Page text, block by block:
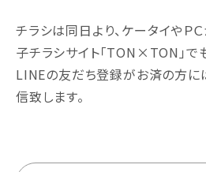
チラシは同日より、ケータイやＰ
子チラシサイト｢TON×TON｣で
LINEの友だち登録がお済の方
信致します。